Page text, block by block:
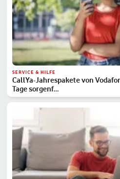
SERVICE & HILFE
CallYa-Jahrespakete von
Tage sorgenf…